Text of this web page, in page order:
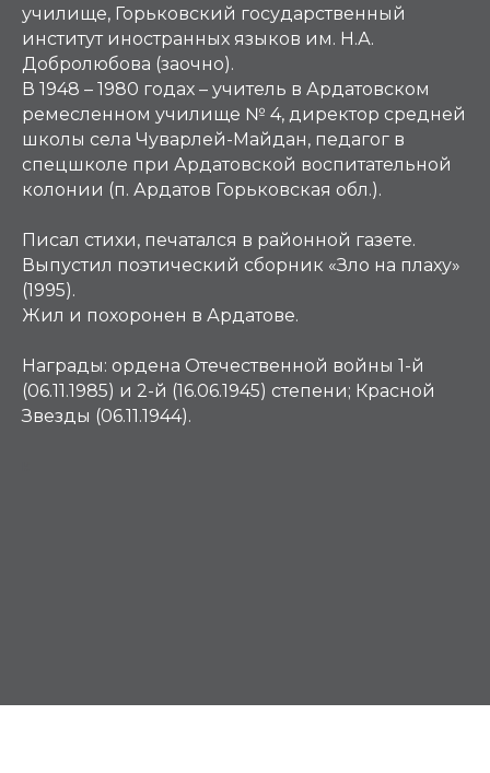
училище, Горьковский государственный
институт иностранных языков им. Н.А.
Добролюбова (заочно).
В 1948 – 1980 годах – учитель в Ардатовском
ремесленном училище № 4, директор средней
школы села Чуварлей-Майдан, педагог в
спецшколе при Ардатовской воспитательной
колонии (п. Ардатов Горьковская обл.).
Писал стихи, печатался в районной газете.
Выпустил поэтический сборник «Зло на плаху»
(1995).
Жил и похоронен в Ардатове.
Награды: ордена Отечественной войны 1-й
(06.11.1985) и 2-й (16.06.1945) степени; Красной
Звезды (06.11.1944).